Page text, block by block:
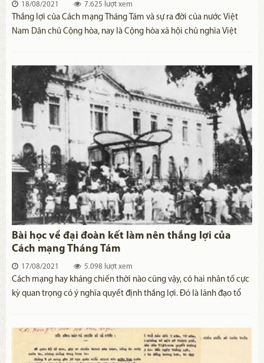
18/08/2021 7.625 lượt xem
Thắng lợi của Cách mạng Tháng Tám và sự ra đời của nước Việt
Nam Dân chủ Cộng hòa, nay là Cộng hòa xã hội chủ nghĩa Việt
lãnh đạo sáng suốt, tài tình của Đảng và Chủ tịch Hồ Chí Minh -
lãnh tụ thiên tài của Đảng và dân tộc ta.
Bài học về đại đoàn kết làm nên thắng lợi của
Cách mạng Tháng Tám
17/08/2021 5.098 lượt xem
Cách mạng hay kháng chiến thời nào cũng vậy, có hai nhân tố cực
kỳ quan trọng có ý nghĩa quyết định thắng lợi. Đó là lãnh đạo tổ